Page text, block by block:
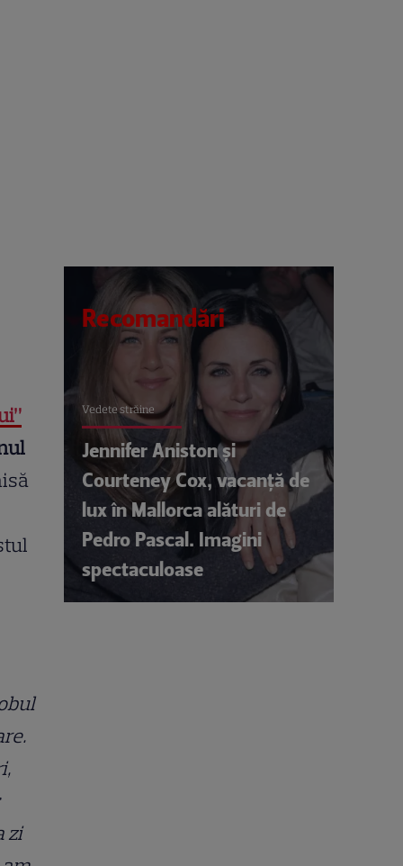
zi
Recomandări
Vedete străine
Jennifer Aniston și
Courteney Cox, vacanță de
lux în Mallorca alături de
Pedro Pascal. Imagini
spectaculoase